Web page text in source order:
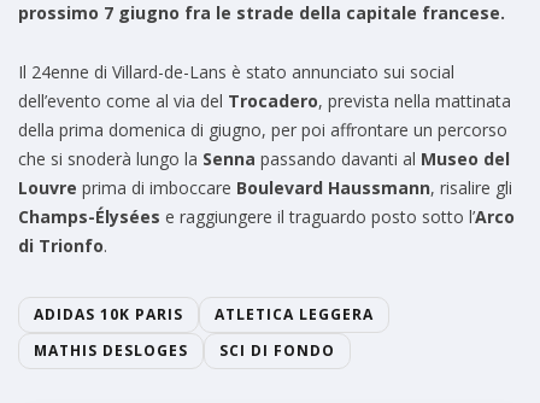
prossimo 7 giugno fra le strade della capitale francese.
Il 24enne di Villard-de-Lans è stato annunciato sui social
dell’evento come al via del Trocadero, prevista nella mattinata
della prima domenica di giugno, per poi affrontare un percorso
che si snoderà lungo la Senna passando davanti al Museo del
Louvre prima di imboccare Boulevard Haussmann, risalire gli
Champs-Élysées e raggiungere il traguardo posto sotto l’Arco
di Trionfo.
ADIDAS 10K PARIS
ATLETICA LEGGERA
MATHIS DESLOGES
SCI DI FONDO